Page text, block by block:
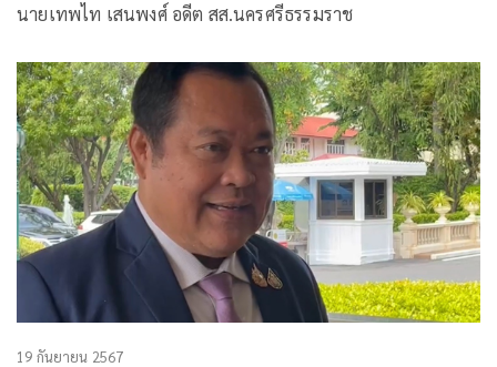
นายเทพไท เสนพงศ์ อดีต สส.นครศรีธรรมราช
19 กันยายน 2567